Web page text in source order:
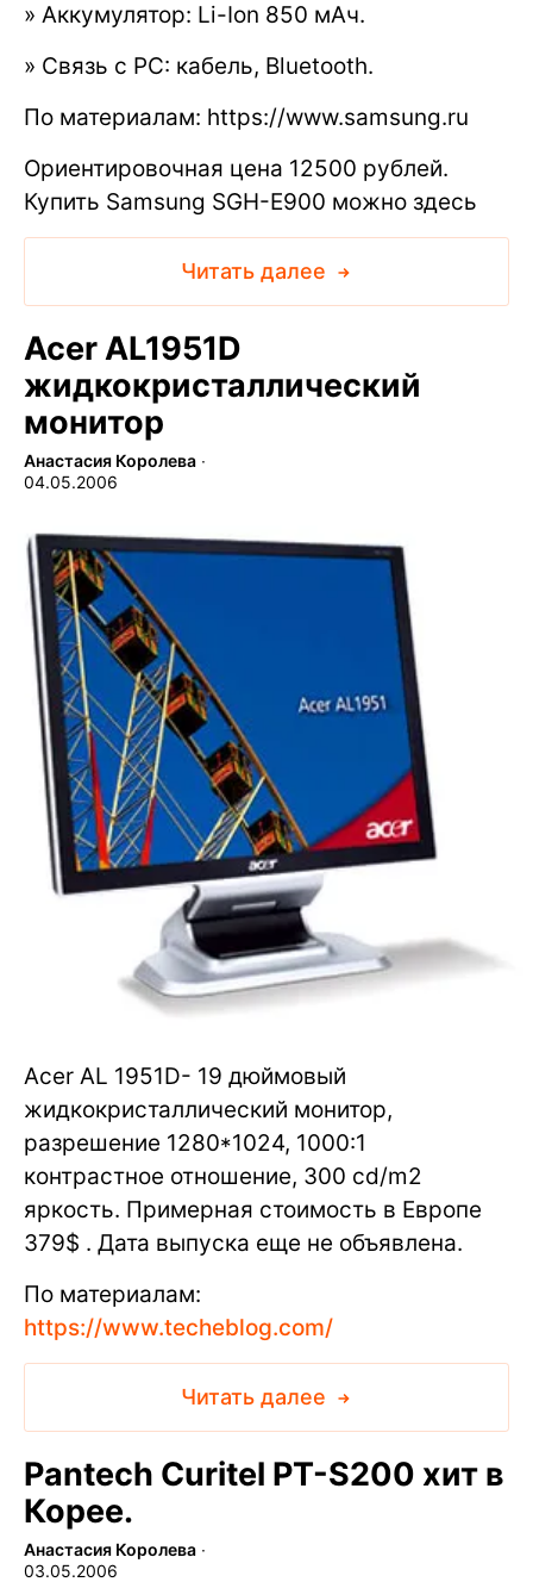
» Аккумулятор: Li-Ion 850 мАч.
» Связь с PC: кабель, Bluetooth.
По материалам: https://www.samsung.ru
Ориентировочная цена 12500 рублей.
Купить Samsung SGH-E900 можно здесь
Читать далее
Acer AL1951D
жидкокристаллический
монитор
Анастасия Королева ∙
04.05.2006
Acer AL 1951D- 19 дюймовый
жидкокристаллический монитор,
разрешение 1280*1024, 1000:1
контрастное отношение, 300 cd/m2
яркость. Примерная стоимость в Европе
379$ . Дата выпуска еще не объявлена.
По материалам:
https://www.techeblog.com/
Читать далее
Pantech Curitel PT-S200 хит в
Корее.
Анастасия Королева ∙
03.05.2006